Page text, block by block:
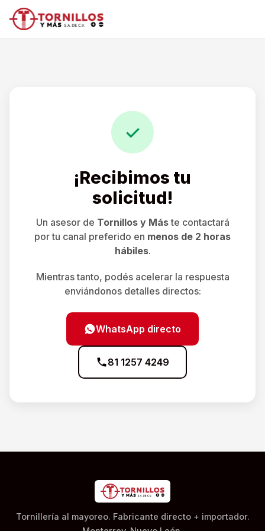
✓
¡Recibimos tu
solicitud!
Un asesor de Tornillos y Máste contactará
portu canal preferido en menos de 2 horas
hábiles.
Mientras tanto, podés acelerar la respuesta
enviándonos detalles directos:
WhatsApp directo
81 1257 4249
Tornillería al mayoreo. Fabricante directo + importador.